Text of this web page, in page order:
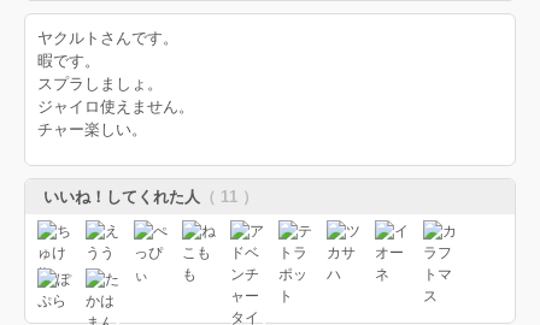
ヤクルトさんです。
暇です。
スプラしましょ。
ジャイロ使えません。
チャー楽しい。
いいね！してくれた人 （ 11 ）